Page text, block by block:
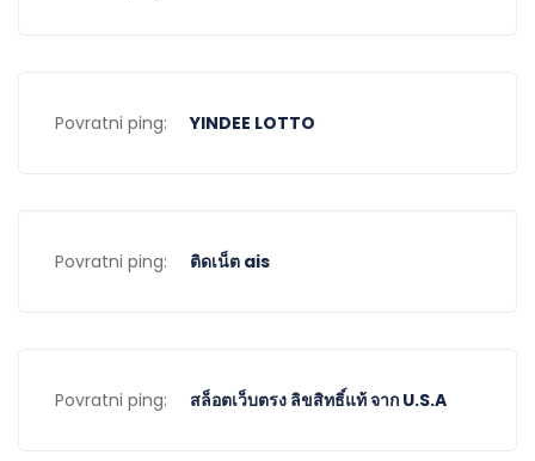
Povratni ping: YINDEE LOTTO
Povratni ping: ติดเน็ต ais
Povratni ping: สล็อตเว็บตรง ลิขสิทธิ์แท้ จาก U.S.A